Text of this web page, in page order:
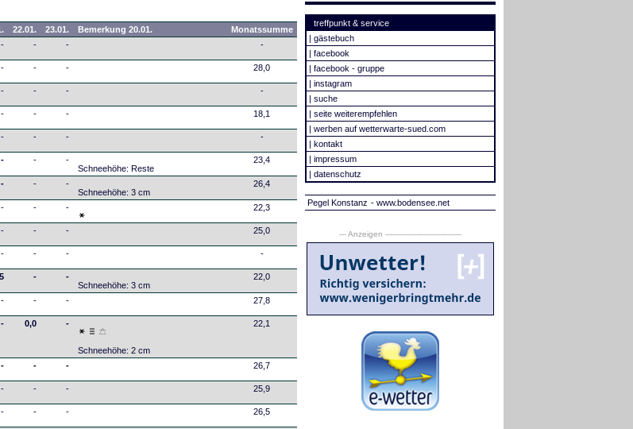
22.01. 23.01. Bemerkung 20.01.
Monatssumme
- - - -
- - - 28,0
- - - -
- - - 18,1
- - - -
- -
-
Schneehöhe: Reste
23,4
- -
-
Schneehöhe: 3 cm
26,4
- - - 22,3
- - - 25,0
- - - -
-
-
Schneehöhe: 3 cm
22,0
- - - 27,8
- 0,0 -
Schneehöhe: 2 cm
22,1
- - - 26,7
- - - 25,9
- - - 26,5
treffpunkt & service
| gästebuch
| facebook
| facebook - gruppe
| instagram
| suche
| seite weiterempfehlen
| werben auf wetterwarte-sued.com
| kontakt
| impressum
| datenschutz
Pegel Konstanz - www.bodensee.net
--- Anzeigen --------------------------------